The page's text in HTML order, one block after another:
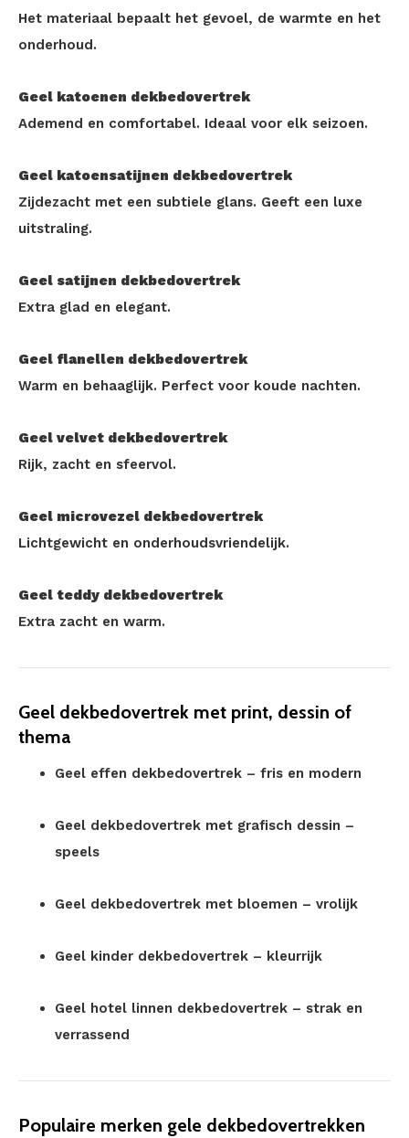
Het materiaal bepaalt het gevoel, de warmte en het
onderhoud.
Geel katoenen dekbedovertrek
Ademend en comfortabel. Ideaal voor elk seizoen.
Geel katoensatijnen dekbedovertrek
Zijdezacht met een subtiele glans. Geeft een luxe
uitstraling.
Geel satijnen dekbedovertrek
Extra glad en elegant.
Geel flanellen dekbedovertrek
Warm en behaaglijk. Perfect voor koude nachten.
Geel velvet dekbedovertrek
Rijk, zacht en sfeervol.
Geel microvezel dekbedovertrek
Lichtgewicht en onderhoudsvriendelijk.
Geel teddy dekbedovertrek
Extra zacht en warm.
Geel dekbedovertrek met print, dessin of
thema
Geel effen dekbedovertrek – fris en modern
Geel dekbedovertrek met grafisch dessin –
speels
Geel dekbedovertrek met bloemen – vrolijk
Geel kinder dekbedovertrek – kleurrijk
Geel hotel linnen dekbedovertrek – strak en
verrassend
Populaire merken gele dekbedovertrekken